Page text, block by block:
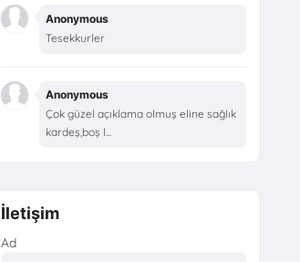
Anonymous
Tesekkurler
Anonymous
Çok güzel açıklama olmuş eline sağlık
kardeş,boş l...
İletişim
Ad